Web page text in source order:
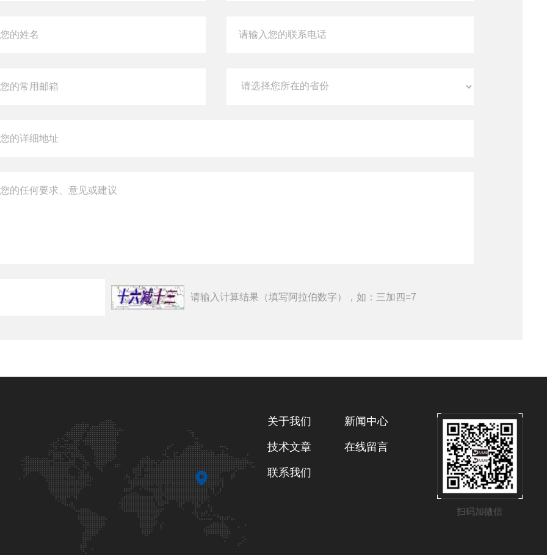
请输入计算结果（填写阿拉伯数字），如：三加四=7
扫码加微信
关于我们 新闻中心
技术文章 在线留言
联系我们